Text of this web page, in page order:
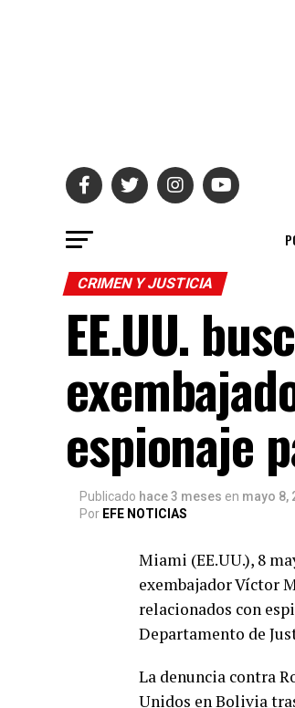
CRIMEN Y JUSTICIA
EE.UU.
espionaje
Publicado hace 3 meses en mayo 8,
Por EFE NOTICIAS
Miami (EE.UU.), 8
exembajador Víctor
relacionados con
Departamento de
La denuncia contra
Unidos en Bolivia